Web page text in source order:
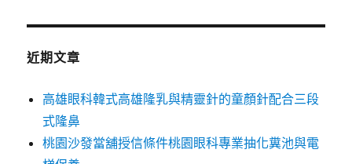
鍵
近期文章
高雄眼科韓式高雄隆乳與精靈針的童顏針配合三段
式隆鼻
桃園沙發當舖授信條件桃園眼科專業抽化糞池與電